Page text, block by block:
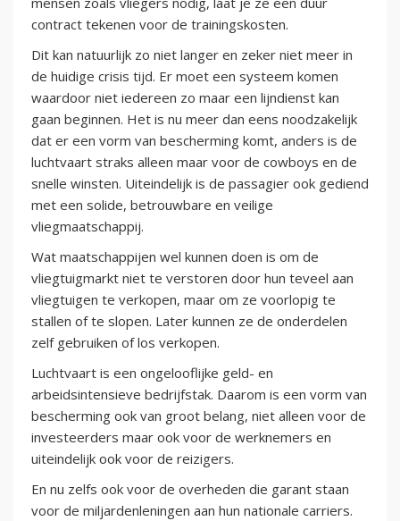
contract tekenen voor de trainingskosten.
Dit kan natuurlijk zo niet langer en zeker niet meer in
de huidige crisis tijd. Er moet een systeem komen
waardoor niet iedereen zo maar een lijndienst kan
gaan beginnen. Het is nu meer dan eens noodzakelijk
dat er een vorm van bescherming komt, anders is de
luchtvaart straks alleen maar voor de cowboys en de
snelle winsten. Uiteindelijk is de passagier ook gediend
met een solide, betrouwbare en veilige
vliegmaatschappij.
Wat maatschappijen wel kunnen doen is om de
vliegtuigmarkt niet te verstoren door hun teveel aan
vliegtuigen te verkopen, maar om ze voorlopig te
stallen of te slopen. Later kunnen ze de onderdelen
zelf gebruiken of los verkopen.
Luchtvaart is een ongelooflijke geld- en
arbeidsintensieve bedrijfstak. Daarom is een vorm van
bescherming ook van groot belang, niet alleen voor de
investeerders maar ook voor de werknemers en
uiteindelijk ook voor de reizigers.
En nu zelfs ook voor de overheden die garant staan
voor de miljardenleningen aan hun nationale carriers.